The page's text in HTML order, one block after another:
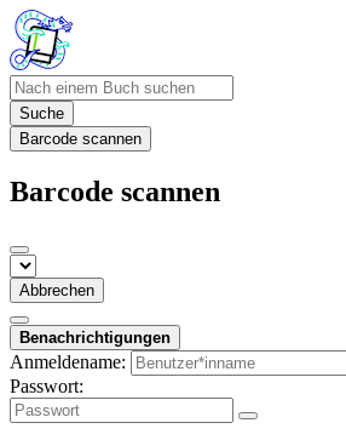
Suche
Barcode scannen
Barcode scannen
Abbrechen
Benachrichtigungen
Anmeldename:
Passwort: